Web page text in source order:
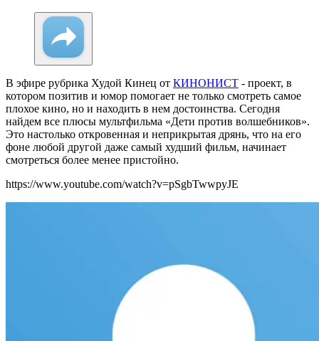
В эфире рубрика Худой Кинец от КИНОНИСТ - проект, в
котором позитив и юмор помогает не только смотреть самое
плохое кино, но и находить в нем достоинства. Сегодня
найдем все плюсы мультфильма «Дети против волшебников».
Это настолько откровенная и неприкрытая дрянь, что на его
фоне любой другой даже самый худший фильм, начинает
смотреться более менее пристойно.
https://www.youtube.com/watch?v=pSgbTwwpyJE